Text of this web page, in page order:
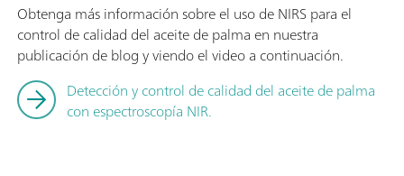
Obtenga más información sobre el uso de NIRS para el
control de calidad del aceite de palma en nuestra
publicación de blog y viendo el video a continuación.
Detección y control de calidad del aceite de palma
con espectroscopía NIR.